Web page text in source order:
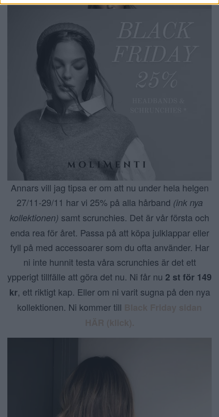
Annars vill jag tipsa er om att nu under hela helgen
27/11-29/11 har vi 25% på alla hårband (ink nya
kollektionen) samt scrunchies. Det är vår första och
enda rea för året. Passa på att köpa julklappar eller
fyll på med accessoarer som du ofta använder. Har
ni inte hunnit testa våra scrunchies är det ett
ypperigt tillfälle att göra det nu. Ni får nu 2 st för 149
kr, ett riktigt kap. Eller om ni varit sugna på den nya
kollektionen. Ni kommer till